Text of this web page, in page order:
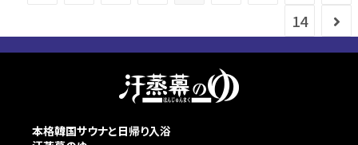
14
本格韓国サウナと日帰り入浴